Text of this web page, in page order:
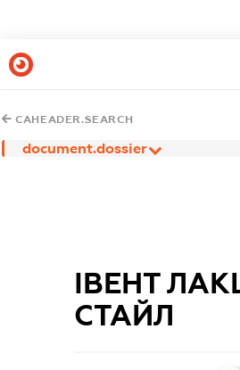
CAHEADER.SEARCH
document.dossier
ІВЕНТ
СТАЙЛ